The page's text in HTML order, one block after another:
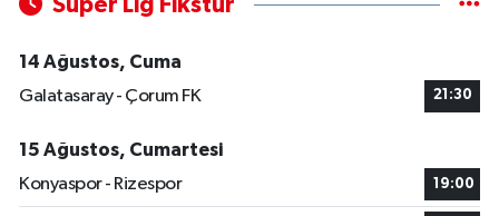
Süper Lig Fikstür
14 Ağustos, Cuma
Galatasaray - Çorum FK
21:30
15 Ağustos, Cumartesi
Konyaspor - Rizespor
19:00